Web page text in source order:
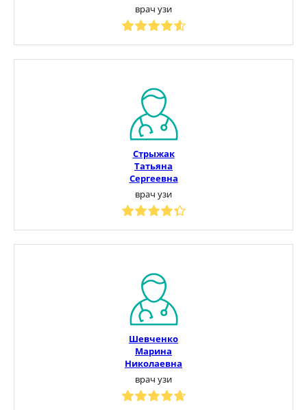
врач узи
Стрыжак
Татьяна
Сергеевна
врач узи
Шевченко
Марина
Николаевна
врач узи